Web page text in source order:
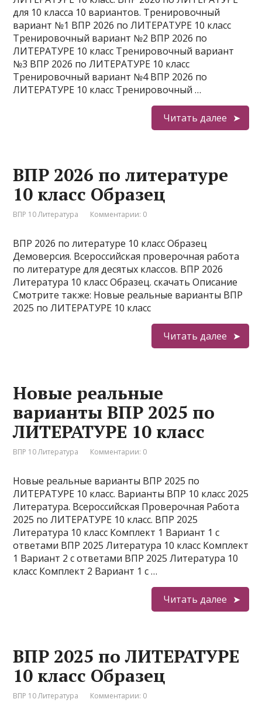
для 10 класса 10 вариантов. Тренировочный
вариант №1 ВПР 2026 по ЛИТЕРАТУРЕ 10 класс
Тренировочный вариант №2 ВПР 2026 по
ЛИТЕРАТУРЕ 10 класс Тренировочный вариант
№3 ВПР 2026 по ЛИТЕРАТУРЕ 10 класс
Тренировочный вариант №4 ВПР 2026 по
ЛИТЕРАТУРЕ 10 класс Тренировочный …
Читать далее
ВПР 2026 по литературе
10 класс Образец
ВПР 10 Литература Комментарии: 0
ВПР 2026 по литературе 10 класс Образец
Демоверсия. Всероссийская проверочная работа
по литературе для десятых классов. ВПР 2026
Литература 10 класс Образец. скачать Описание
Смотрите также: Новые реальные варианты ВПР
2025 по ЛИТЕРАТУРЕ 10 класс
Читать далее
Новые реальные
варианты ВПР 2025 по
ЛИТЕРАТУРЕ 10 класс
ВПР 10 Литература Комментарии: 0
Новые реальные варианты ВПР 2025 по
ЛИТЕРАТУРЕ 10 класс. Варианты ВПР 10 класс 2025
Литература. Всероссийская Проверочная Работа
2025 по ЛИТЕРАТУРЕ 10 класс. ВПР 2025
Литература 10 класс Комплект 1 Вариант 1 с
ответами ВПР 2025 Литература 10 класс Комплект
1 Вариант 2 с ответами ВПР 2025 Литература 10
класс Комплект 2 Вариант 1 с …
Читать далее
ВПР 2025 по ЛИТЕРАТУРЕ
10 класс Образец
ВПР 10 Литература Комментарии: 0